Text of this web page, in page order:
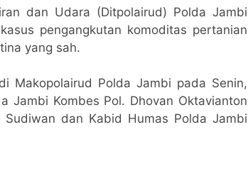
dan Udara (Ditpolairud) Polda Jambi
pengangkutan komoditas pertanian
yang sah.
Makopolairud Polda Jambi pada Senin,
Jambi Kombes Pol. Dhovan Oktavianton
dan Kabid Humas Polda Jambi